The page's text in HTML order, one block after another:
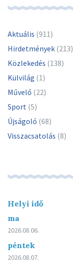
Aktuális (911)
Hirdetmények (213)
Közlekedés (138)
Külvilág (1)
Művelő (22)
Sport (5)
Újságoló (68)
Visszacsatolás (8)
Helyi idő
ma
2026.08.06.
péntek
2026.08.07.